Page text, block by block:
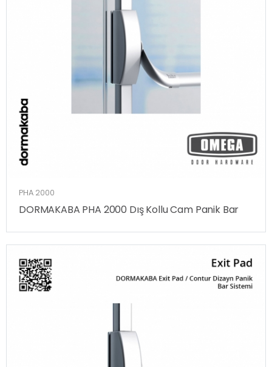
PHA 2000
DORMAKABA PHA 2000 Dış Kollu Cam Panik Bar